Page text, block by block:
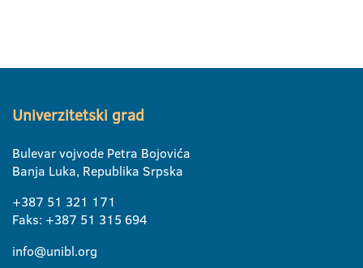
Univerzitetski grad
Bulevar vojvode Petra Bojovića
Banja Luka, Republika Srpska
+387 51 321 171
Faks: +387 51 315 694
info@unibl.org